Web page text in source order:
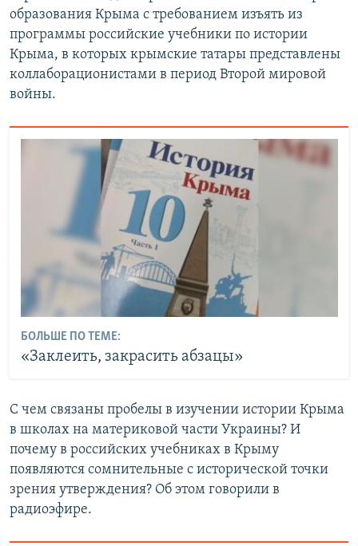
образования Крыма с требованием изъять из
программы российские учебники по истории
Крыма, в которых крымские татары представлены
коллаборационистами в период Второй мировой
войны.
БОЛЬШЕ ПО ТЕМЕ:
«Заклеить, закрасить абзацы»
С чем связаны пробелы в изучении истории Крыма
в школах на материковой части Украины? И
почему в российских учебниках в Крыму
появляются сомнительные с исторической точки
зрения утверждения? Об этом говорили в
радиоэфире.